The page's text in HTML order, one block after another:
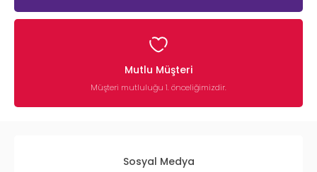
Mutlu Müşteri
Müşteri mutluluğu 1. önceliğimizdir.
Sosyal Medya